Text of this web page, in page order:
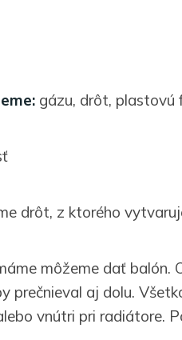
gázu, drôt, plastovú
drôt, z ktorého
môžeme dať balón.
prečnieval aj dolu.
vnútri pri radiátore.